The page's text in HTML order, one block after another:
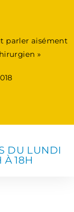
parler aisément
»
DU LUNDI
18H